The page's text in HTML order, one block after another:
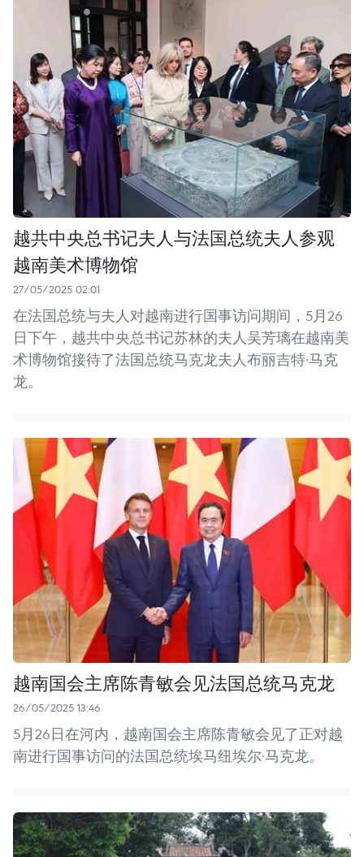
越共中央总书记夫人与法国总统夫人参观
越南美术博物馆
27/05/2025 02:01
在法国总统与夫人对越南进行国事访问期间，5月26
日下午，越共中央总书记苏林的夫人吴芳璃在越南美
术博物馆接待了法国总统马克龙夫人布丽吉特·马克
龙。
越南国会主席陈青敏会见法国总统马克龙
26/05/2025 13:46
5月26日在河内，越南国会主席陈青敏会见了正对越
南进行国事访问的法国总统埃马纽埃尔·马克龙。